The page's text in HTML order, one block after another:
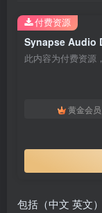
Synapse Audio
此内容为付费资源
黄金会员
付费资源
包括（中文 英